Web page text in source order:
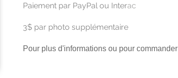
Paiement par PayPal ou Interac
3$ par photo supplémentaire
Pour plus d'informations ou pour commander